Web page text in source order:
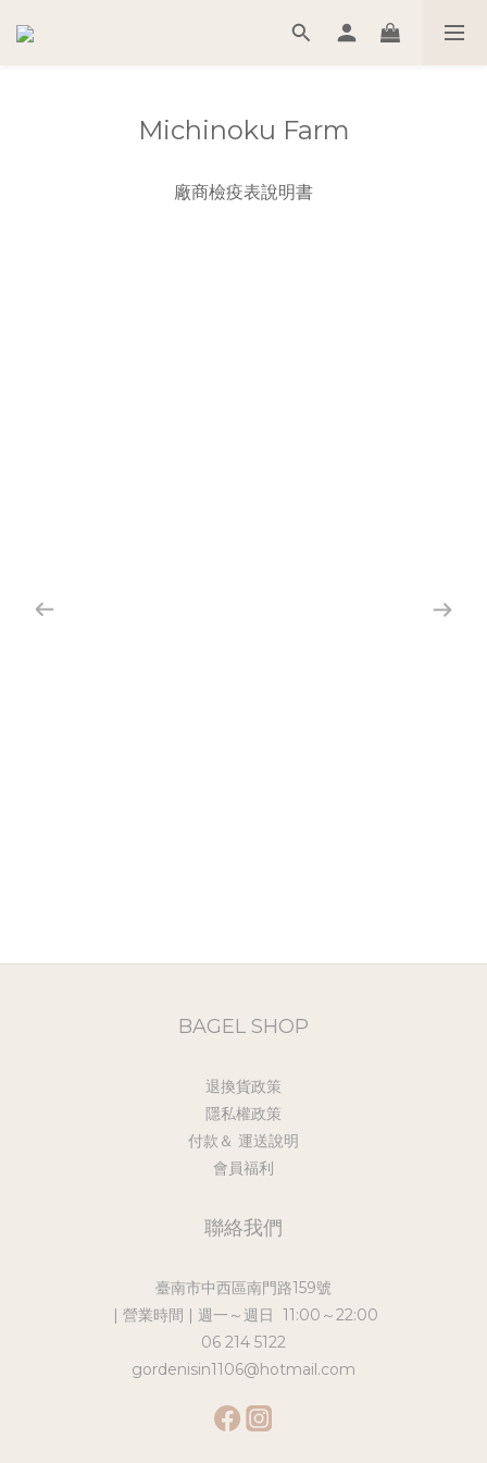
Michinoku Farm
廠商檢疫表說明書
BAGEL SHOP
退換貨政策
隱私權政策
付款＆ 運送說明
會員福利
聯絡我們
臺南市中西區南門路159號
| 營業時間 | 週一～週日 11:00～22:00
06 214 5122
gordenisin1106@hotmail.com